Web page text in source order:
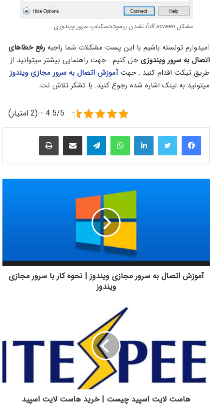
مشکل full screen نشدن ریموت‌دسکتاپ سرور ویندوزی
امیدوارم تونسته باشیم با این پست مشکلات شما راجبه رفع خطاهای
اتصال به سرور ویندوزی حل کنیم . جهت راهنمایی بیشتر میتوانید از
طریق تیکت اقدام کنید , جهتآموزش اتصال به سرور مجازی ویندوز
میتونید به لینک اشاره شده رجوع کنید. با تشکر تلاش نت.
4.5/5 - (2 امتیاز)
لینکدینواتس آپ تلگرام اشتراک گذاری از طریق ایمیل چاپ
آموزش اتصال به سرور مجازی ویندوز | نحوه کار با سرور مجازی
ویندوز
هاست لایت اسپید چیست | خرید هاست لایت اسپید